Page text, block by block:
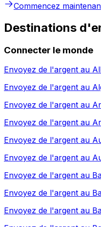
Commencez
Destinations
Connecter le monde
Envoyez de l'argent au
Envoyez de l'argent au
Envoyez de l'argent au
Envoyez de l'argent au
Envoyez de l'argent au
Envoyez de l'argent au
Envoyez de l'argent au
Envoyez de l'argent au
Envoyez de l'argent au